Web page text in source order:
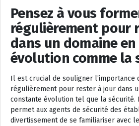
Pensez à vous
régulièrement pour
dans un domaine
évolution comme la
Il est crucial de souligner l’importance
régulièrement pour rester à jour dans
constante évolution tel que la sécurité.
permet aux agents de sécurité des
divertissement de se familiariser avec